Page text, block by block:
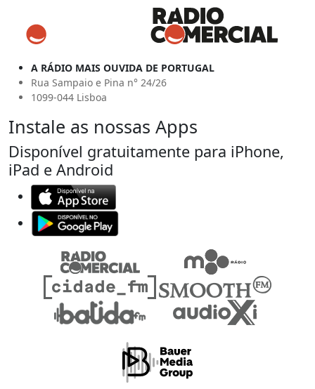
A RÁDIO MAIS OUVIDA DE PORTUGAL
Rua Sampaio e Pina n° 24/26
1099-044 Lisboa
Instale as nossas Apps
Disponível gratuitamente para iPhone,
iPad e Android